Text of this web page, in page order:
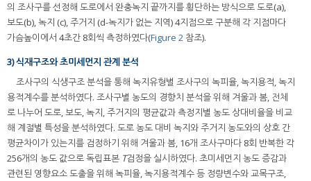
의 조사구를 선정해 도로에서 완충녹지 끝까지를 횡단하는 방식으로 도로(a),
보도(b), 녹지 (c), 주거지 (d-녹지가 없는 지역) 4지점으로 구분해 각 지점마다
가슴높이에서 4초간 8회씩 측정하였다(Figure 2 참조).
3) 식재구조와 초미세먼지 관계 분석
조사구의 식생구조 분석을 통해 녹지유형별 조사구의 녹피율, 녹지용적, 녹지
용적계수를 분석하였다. 조사구별 농도의 경향치 분석을 위해 겨울과 봄, 전체
로 나누어 도로, 보도, 녹지, 주거지의 평균값과 측정지별 농도 상대비율을 비교
해 계절별 특성을 분석하였다. 도로 농도 대비 녹지와 주거지 농도와의 상호 간
평균차이가 있는지를 검정하기 위해 겨울과 봄, 16개 조사구마다 8회 반복한 각
256개의 농도 값으로 독립표본 T검정을 실시하였다. 초미세먼지 농도 증감과
관련된 영향요소 도출을 위해 녹피율, 녹지용적계수 등 정량변수와 교목구조,